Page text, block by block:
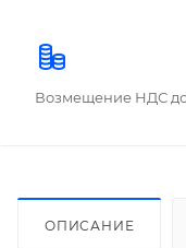
Возмещение НДС до
ОПИСАНИЕ